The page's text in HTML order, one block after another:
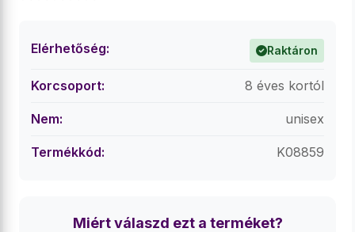
Elérhetőség: Raktáron
Korcsoport: 8 éves kortól
Nem: unisex
Termékkód: K08859
Miért válaszd ezt a terméket?